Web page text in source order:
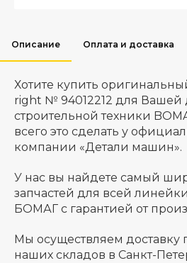
Описание Оплата и доставка
Хотите купить
right № 94012212 для Вашей
строительной техники
всего это сделать у
компании «Детали машин».
У нас вы найдете самый
запчастей для всей
БОМАГ с гарантией от
Мы осуществляем доставку
наших складов в Санкт-